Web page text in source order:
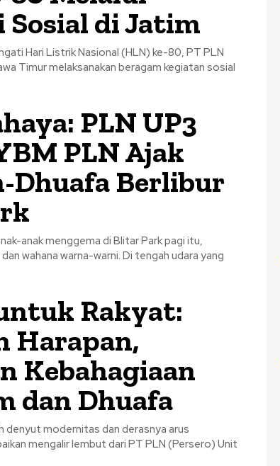
Sosial di Jatim
Hari Listrik Nasional (HLN) ke-80, PT PLN
Timur melaksanakan beragam kegiatan sosial
PLN UP3
PLN Ajak
Dhuafa Berlibur
anak menggema di Blitar Park pagi itu,
wahana warna-warni. Di tengah udara yang
Rakyat:
Harapan,
Kebahagiaan
dan Dhuafa
denyut modernitas dan derasnya arus
mengalir lembut dari PT PLN (Persero) Unit